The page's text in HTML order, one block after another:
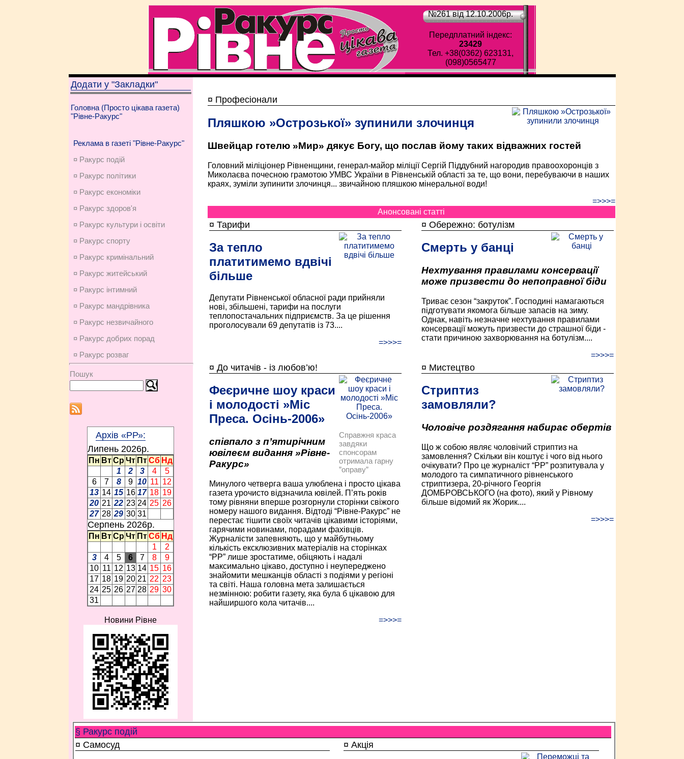
№261 від 12.10.2006p.
Передплатний індекс:
23429
Тел. +38(0362) 623131,
(098)0565477
Додати у "Закладки"
Головна (Просто цікава газета)
"Рівне-Ракурс"
Реклама в газеті "Рівне-Ракурс"
¤ Ракурс подій
¤ Ракурс політики
¤ Ракурс економiки
¤ Ракурс здоров'я
¤ Ракурс культури і освіти
¤ Ракурс спорту
¤ Ракурс кримінальний
¤ Ракурс житейський
¤ Ракурс інтимний
¤ Ракурс мандрівника
¤ Ракурс незвичайного
¤ Ракурс добрих порад
¤ Ракурс розваг
Пошук
Архів «РР»:
Липень 2026p.
Пн ВтСрЧт ПтСб Нд
1
2 3 4
5
6
7 8 9 10 11 12
13 14 15 16 17 18 19
20 21 22 23 24 25 26
27 28 29 30 31
Серпень 2026p.
Пн ВтСрЧт ПтСб Нд
1
2
3
4 5 6 7 8
9
10 11 12 13 14 15 16
17 18 19 20 21 22 23
24 25 26 27 28 29 30
31
Новини Рівне
¤ Професіонали
Пляшкою »Острозької» зупинили злочинця
Швейцар готелю »Мир» дякує Богу, що послав йому таких відважних гостей
Головний міліціонер Рівненщини, генерал-майор міліції Сергій Піддубний нагородив правоохоронців з
Миколаєва почесною грамотою УМВС України в Рівненській області за те, що вони, перебуваючи в наших
краях, зуміли зупинити злочинця... звичайною пляшкою мінеральної води!
=>>>=
Анонсовані статті
¤ Тарифи
За тепло
платитимемо вдвічі
більше
Депутати Рівненської обласної ради прийняли
нові, збільшені, тарифи на послуги
теплопостачальних підприємств. За це рішення
проголосували 69 депутатів із 73....
=>>>=
¤ Обережно: ботулізм
Смерть у банці
Нехтування правилами консервації
може призвести до непоправної біди
Триває сезон “закруток”. Господині намагаються
підготувати якомога більше запасів на зиму.
Однак, навіть незначне нехтування правилами
консервації можуть призвести до страшної біди -
стати причиною захворювання на ботулізм....
=>>>=
¤ До читачів - із любов’ю!
Справжня краса
завдяки
спонсорам
отримала гарну
”оправу”
Феєричне шоу краси
і молодості »Міс
Преса. Осінь-2006»
співпало з п’ятирічним
ювілеєм видання »Рівне-
Ракурс»
Минулого четверга ваша улюблена і просто цікава
газета урочисто відзначила ювілей. П’ять років
тому рівняни вперше розгорнули сторінки свіжого
номеру нашого видання. Відтоді “Рівне-Ракурс” не
перестає тішити своїх читачів цікавими історіями,
гарячими новинами, порадами фахівців.
Журналісти запевняють, що у майбутньому
кількість ексклюзивних матеріалів на сторінках
“РР” лише зростатиме, обіцяють і надалі
максимально цікаво, доступно і неупереджено
знайомити мешканців області з подіями у регіоні
та світі. Наша головна мета залишається
незмінною: робити газету, яка була б цікавою для
найширшого кола читачів....
=>>>=
¤ Мистецтво
Стриптиз
замовляли?
Чоловіче роздягання набирає обертів
Що ж собою являє чоловічий стриптиз на
замовлення? Скільки він коштує і чого від нього
очікувати? Про це журналіст “РР” розпитувала у
молодого та симпатичного рівненського
стриптизера, 20-річного Георгія
ДОМБРОВСЬКОГО (на фото), який у Рівному
більше відомий як Жорик....
=>>>=
§ Ракурс подій
¤ Самосуд
¤ Акція